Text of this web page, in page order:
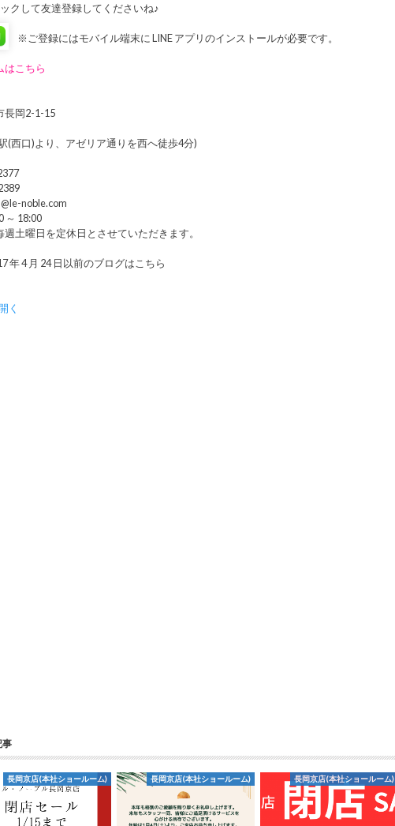
クして友達登録してくださいね♪
※ご登録にはモバイル端末に LINE アプリのインストールが必要です。
はこちら
長岡2-1-15
(西口)より、アゼリア通りを西へ徒歩4分)
noble.com
～ 18:00
土曜日を定休日とさせていただきます。
年 4 月 24 日以前のブログはこちら
く
事
長岡京店(本社ショールーム) 長岡京店(本社ショールーム) 長岡京店(本社ショールーム)